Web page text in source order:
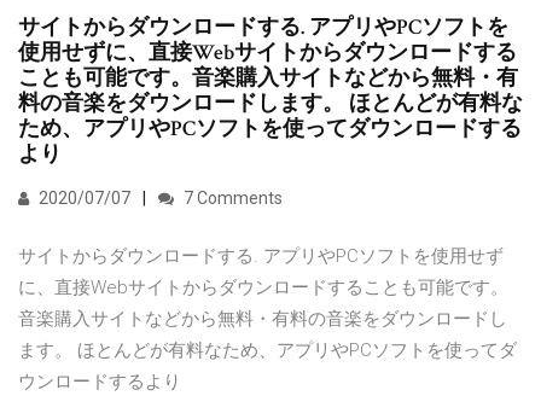
サイトからダウンロードする. アプリやPCソフトを
使用せずに、直接Webサイトからダウンロードする
ことも可能です。音楽購入サイトなどから無料・有
料の音楽をダウンロードします。 ほとんどが有料な
ため、アプリやPCソフトを使ってダウンロードする
より
2020/07/07 7 Comments
サイトからダウンロードする. アプリやPCソフトを使用せず
に、直接Webサイトからダウンロードすることも可能です。
音楽購入サイトなどから無料・有料の音楽をダウンロードし
ます。 ほとんどが有料なため、アプリやPCソフトを使ってダ
ウンロードするより